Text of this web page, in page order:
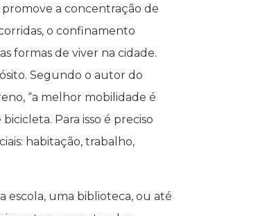
a concentração de
o confinamento
formas de viver na cidade.
Segundo o autor do
“a melhor mobilidade é
Para isso é preciso
habitação, trabalho,
escola, uma biblioteca, ou até